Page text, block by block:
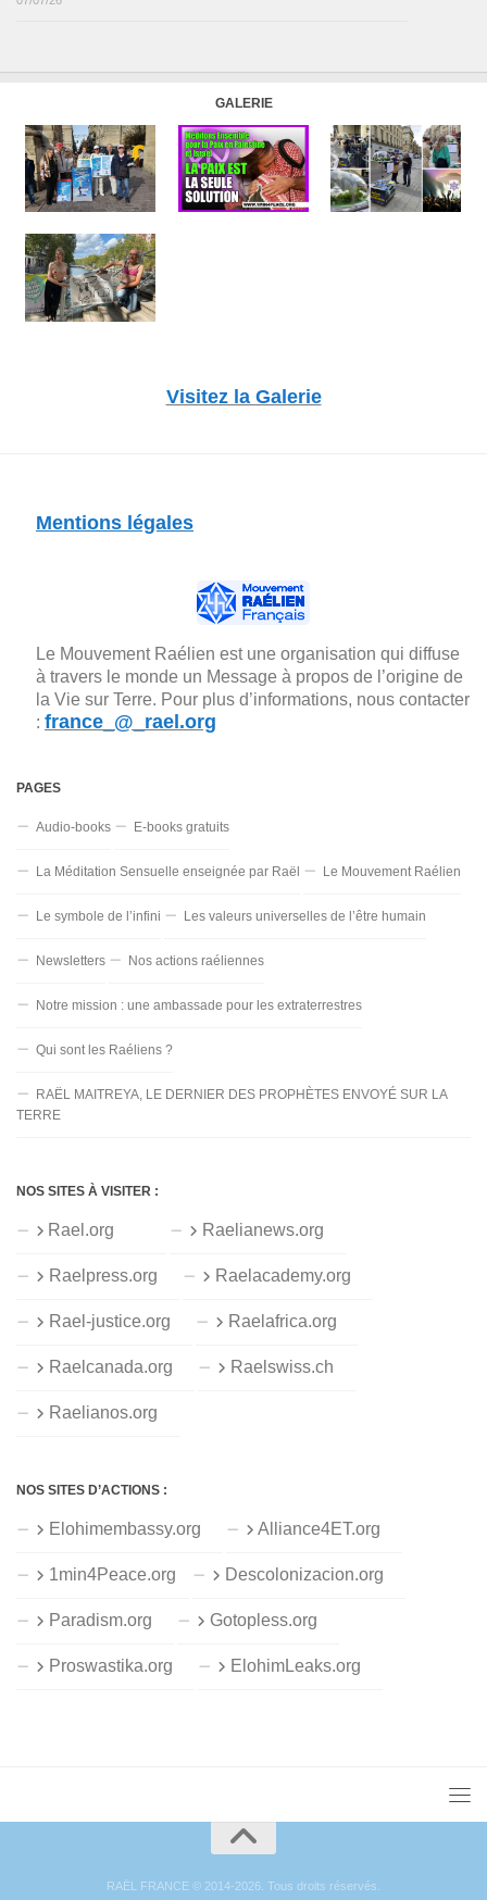
GALERIE
Visitez la Galerie
Mentions légales
Le Mouvement Raélien est une organisation qui diffuse
à travers le monde un Message à propos de l’origine de
la Vie sur Terre. Pour plus d’informations, nous contacter
: france_@_rael.org
PAGES
Audio-books E-books gratuits
La Méditation Sensuelle enseignée par Raël Le Mouvement Raélien
Le symbole de l’infini Les valeurs universelles de l’être humain
Newsletters Nos actions raéliennes
Notre mission : une ambassade pour les extraterrestres
Qui sont les Raéliens ?
RAËL MAITREYA, LE DERNIER DES PROPHÈTES ENVOYÉ SUR LA
TERRE
NOS SITES À VISITER :
Rael.org Raelianews.org
Raelpress.org Raelacademy.org
Rael-justice.org Raelafrica.org
Raelcanada.org Raelswiss.ch
Raelianos.org
NOS SITES D’ACTIONS :
Elohimembassy.org Alliance4ET.org
1min4Peace.org Descolonizacion.org
Paradism.org Gotopless.org
Proswastika.org ElohimLeaks.org
RAËL FRANCE © 2014-2026. Tous droits réservés.